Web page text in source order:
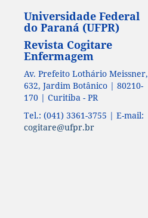
Universidade Federal
do Paraná (UFPR)
Revista Cogitare
Enfermagem
Av. Prefeito Lothário Meissner,
632, Jardim Botânico | 80210-
170 | Curitiba - PR
Tel.: (041) 3361-3755 | E-mail:
cogitare@ufpr.br